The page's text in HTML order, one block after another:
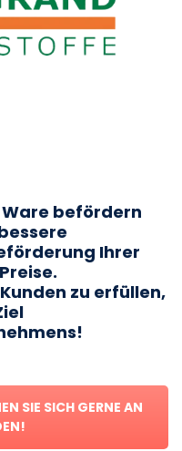
Ware befördern
Ihrer
zu erfüllen,
SIE SICH GERNE AN